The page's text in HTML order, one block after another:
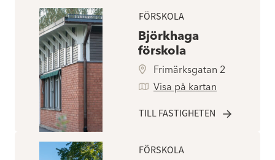
FÖRSKOLA
Björkhaga
förskola
Frimärksgatan 2
Visa på kartan
TILL FASTIGHETEN
FÖRSKOLA